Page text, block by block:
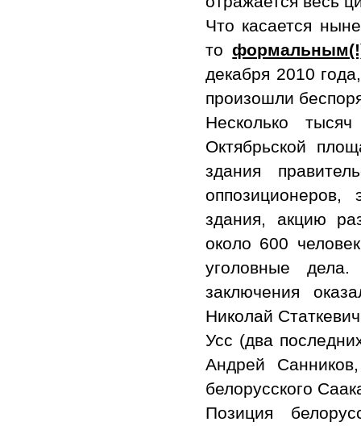
Что касается
то
декабря 2010
произошли
Несколько
Октябрьской
здания
здания, акцию
около 600
уголовные
заключения
Николай
Усс (два
Андрей
белорусского
Позиция